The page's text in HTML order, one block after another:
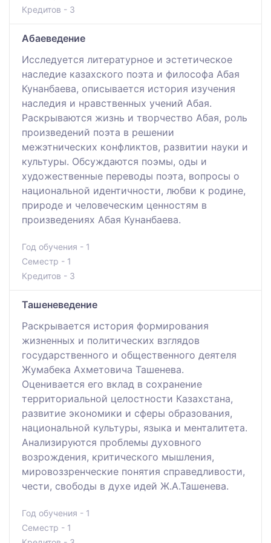
Кредитов - 3
Абаеведение
Исследуется литературное и эстетическое
наследие казахского поэта и философа Абая
Кунанбаева, описывается история изучения
наследия и нравственных учений Абая.
Раскрываются жизнь и творчество Абая, роль
произведений поэта в решении
межэтнических конфликтов, развитии науки и
культуры. Обсуждаются поэмы, оды и
художественные переводы поэта, вопросы о
национальной идентичности, любви к родине,
природе и человеческим ценностям в
произведениях Абая Кунанбаева.
Год обучения - 1
Семестр - 1
Кредитов - 3
Ташеневедение
Раскрывается история формирования
жизненных и политических взглядов
государственного и общественного деятеля
Жумабека Ахметовича Ташенева.
Оценивается его вклад в сохранение
территориальной целостности Казахстана,
развитие экономики и сферы образования,
национальной культуры, языка и менталитета.
Анализируются проблемы духовного
возрождения, критического мышления,
мировоззренческие понятия справедливости,
чести, свободы в духе идей Ж.А.Ташенева.
Год обучения - 1
Семестр - 1